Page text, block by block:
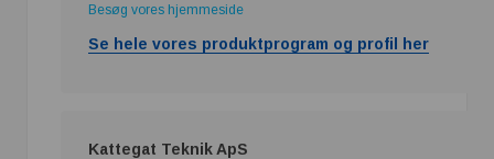
Besøg vores hjemmeside
Se hele vores produktprogram og profil her
Kattegat Teknik ApS